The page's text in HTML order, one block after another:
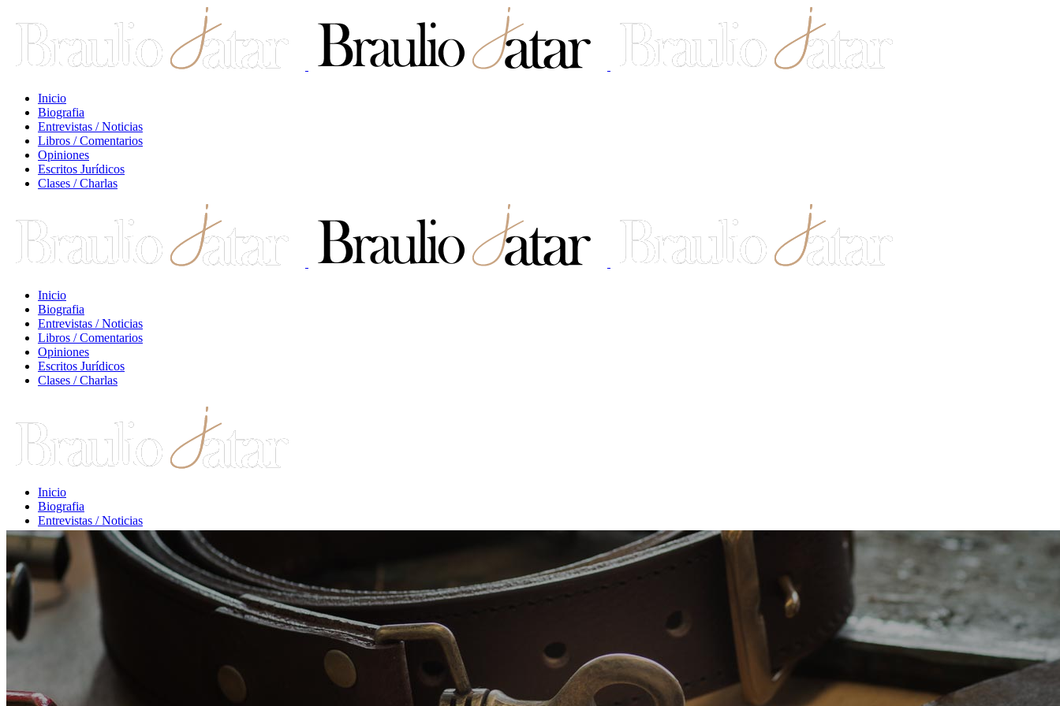
Inicio
Biografia
Entrevistas / Noticias
Libros / Comentarios
Opiniones
Escritos Jurídicos
Clases / Charlas
Inicio
Biografia
Entrevistas / Noticias
Libros / Comentarios
Opiniones
Escritos Jurídicos
Clases / Charlas
Inicio
Biografia
Entrevistas / Noticias
Libros / Comentarios
Opiniones
Escritos Jurídicos
Clases / Charlas